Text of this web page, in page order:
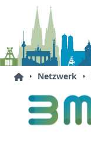
Netzwerk